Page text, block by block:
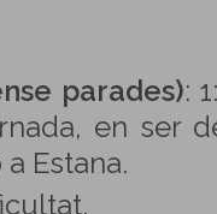
parades):
en ser
Estana.